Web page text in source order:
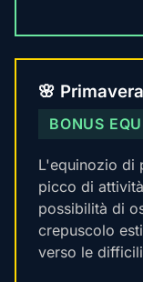
🌸
BONUS
L'equinozio di
picco di
possibilità di
crepuscolo
verso le